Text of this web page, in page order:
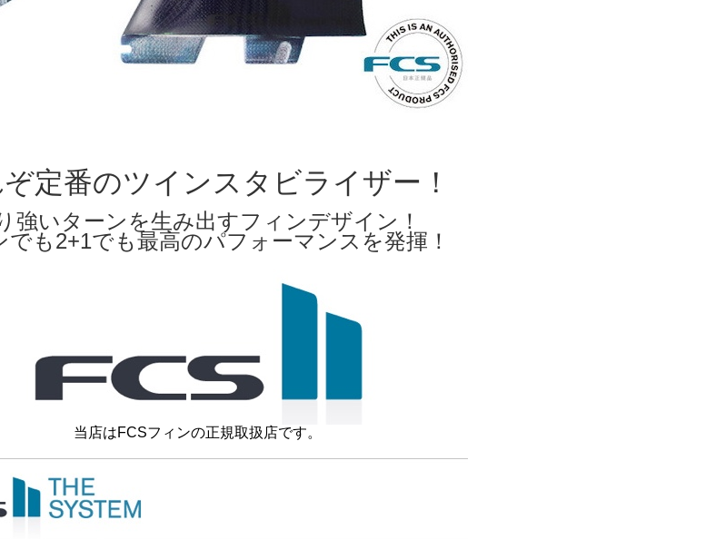
定番のツインスタビライザー！
強いターンを生み出すフィンデザイン！
でも2+1でも最高のパフォーマンスを発揮！
当店はFCSフィンの正規取扱店です。